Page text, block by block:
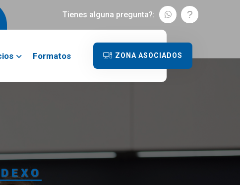
Tienes alguna pregunta?:
Formatos ZONA ASOCIADOS